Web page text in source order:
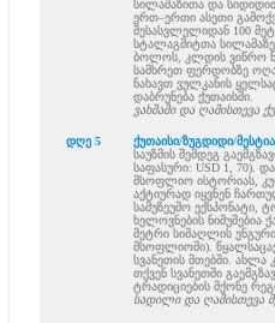
სილამაზითა და
ერთ–ერთი ასეთი
შესასვლელიდან 100
სტალაგმიტთა
ბოლოს, კლდის ვიწრო
სამხრეთ ფერდობზე
ნახავთ ვულკანის
დაბრუნება ქუთაისში.
ვახშამი და ღამისთევა
დღე 5
ქუთაისი/ზუგდიდი/მესტია
საუზმის შემდეგ
საფასური: USD 1, 70).
მსოფლიო ისტორიას,
აქტიურად იყვნენ
სამუზეუმო
ხელოვნების
მეტრი სიმაღლის
მსოფლიოში).
სვანეთის მთებში.
თქვენ სვანეთში
ტრადიციების მქონე
სადილი და ღამისთევა